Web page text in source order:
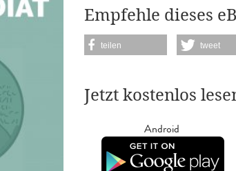
Empfehle dieses
teilen tweet
Jetzt kostenlos
Android